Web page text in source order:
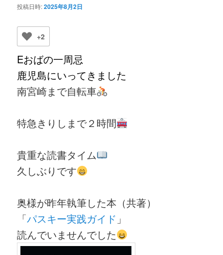
ョ
投稿日時:2025年8月2日
+2
Eおばの一周忌
鹿児島にいってきました
南宮崎まで自転車
特急きりしまで２時間
貴重な読書タイム
久しぶりです
奥様が昨年執筆した本（共著）
「パスキー実践ガイド 」
読んでいませんでした